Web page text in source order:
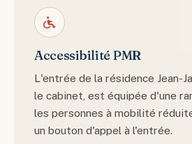
Accessibilité PMR
L'entrée de la résidence Jean-
le cabinet, est équipée d'une
les personnes à mobilité
un bouton d'appel à l'entrée.